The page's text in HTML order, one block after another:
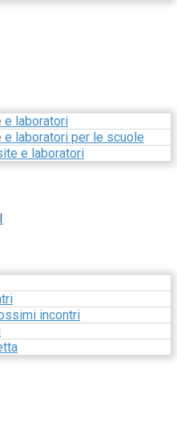
e laboratori
laboratori per le scuole
e laboratori
incontri